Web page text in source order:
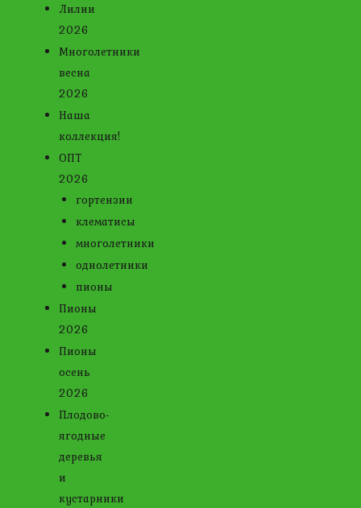
Лилии
2026
Многолетники
весна
2026
Наша
коллекция!
ОПТ
2026
гортензии
клематисы
многолетники
однолетники
пионы
Пионы
2026
Пионы
осень
2026
Плодово-
ягодные
деревья
и
кустарники